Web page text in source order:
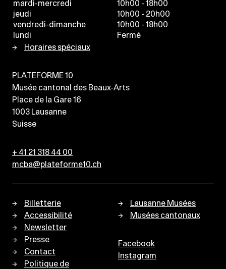
mardi-mercredi
10h00 - 18h00
jeudi
10h00 - 20h00
vendredi-dimanche
10h00 - 18h00
lundi
Fermé
Horaires spéciaux
PLATEFORME 10
Musée cantonal des Beaux-Arts
Place de la Gare 16
1003 Lausanne
Suisse
+ 41 21 318 44 00
mcba@plateforme10.ch
Billetterie
Accessibilité
Newsletter
Presse
Contact
Politique de
Lausanne Musées
Musées cantonaux
Facebook
Instagram